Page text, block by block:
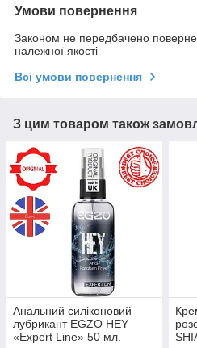
Умови повернення
Законом не передбачено
належної якості
Всі умови повернення
З цим товаром також
Анальний силіконовий
лубрикант EGZO HEY
«Expert Line» 50 мл.